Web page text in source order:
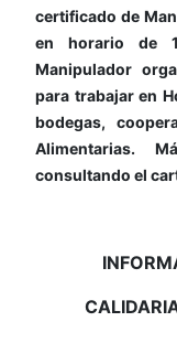
certificado de
en horario de
Manipulador
para trabajar en
bodegas,
Alimentarias.
consultando el